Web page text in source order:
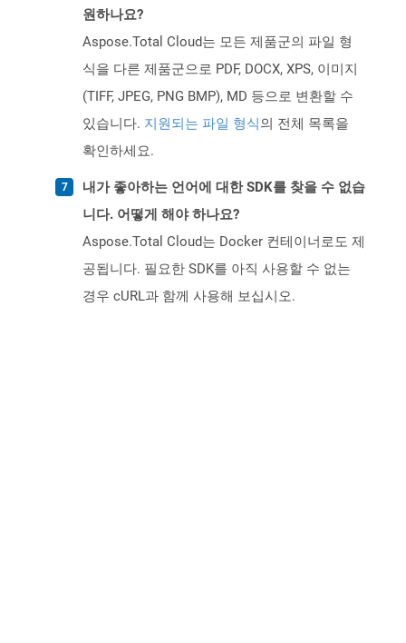
원하나요?
Aspose.Total Cloud는 모든 제품군의 파일 형
식을 다른 제품군으로 PDF, DOCX, XPS, 이미지
(TIFF, JPEG, PNG BMP), MD 등으로 변환할 수
있습니다. 지원되는 파일 형식의 전체 목록을
확인하세요.
내가 좋아하는 언어에 대한 SDK를 찾을 수 없습
니다. 어떻게 해야 하나요?
Aspose.Total Cloud는 Docker 컨테이너로도 제
공됩니다. 필요한 SDK를 아직 사용할 수 없는
경우 cURL과 함께 사용해 보십시오.